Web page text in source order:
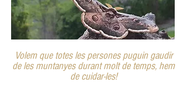
Volem que totes les persones puguin gaudir
de les muntanyes durant molt de temps, hem
de cuidar-les!